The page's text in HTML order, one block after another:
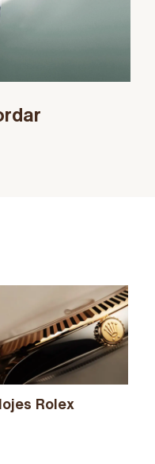
Rolex